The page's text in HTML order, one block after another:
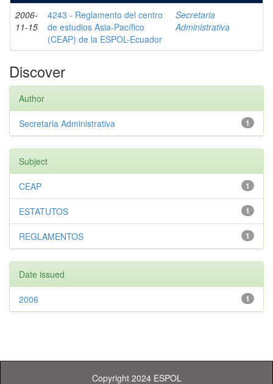
2006-
11-15
4243 - Reglamento del centro
de estudios Asia-Pacífico
(CEAP) de la ESPOL-Ecuador
Secretaria
Administrativa
Discover
Author
1
Secretaria Administrativa
Subject
1
CEAP
1
ESTATUTOS
1
REGLAMENTOS
Date issued
1
2006
Copyright 2024 ESPOL